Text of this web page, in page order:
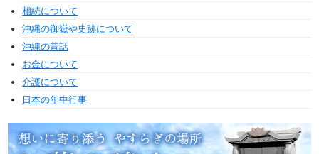
相続について
沖縄の御嶽や史跡について
沖縄の昔話
お金について
介護について
日本の年中行事